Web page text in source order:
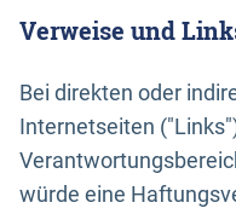
Verweise und
Bei direkten oder
Internetseiten
würde eine